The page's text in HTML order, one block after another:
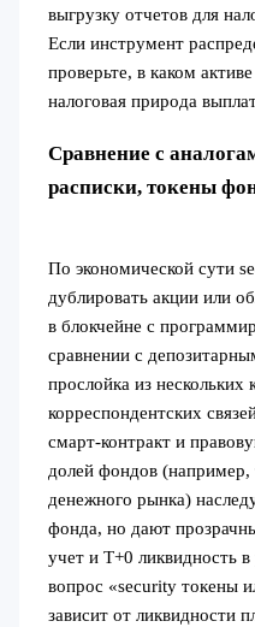
выгрузку отчетов для
Если инструмент
проверьте, в каком
налоговая природа
Сравнение с
расписки, токены
По экономической сути
дублировать акции или
в блокчейне с
сравнении с
прослойка из нескольких
корреспондентских
смарт-контракт и
долей фондов
денежного рынка)
фонда, но дают
учет и T+0 ликвидность
вопрос «security токены
зависит от ликвидности